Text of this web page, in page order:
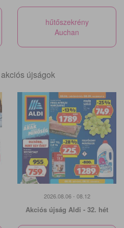
hűtőszekrény
Auchan
újságok
2026.08.06 - 08.12
Akciós újság Aldi - 32. hét